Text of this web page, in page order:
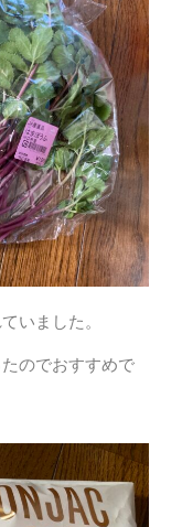
いました。
のでおすすめで